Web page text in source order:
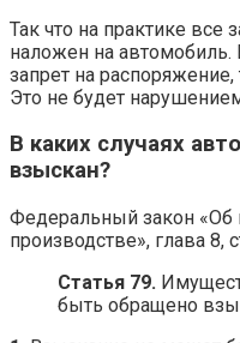
Так что на практике все
наложен на автомобиль.
запрет на распоряжение,
Это не будет
В каких случаях
взыскан?
Федеральный закон «Об
производстве», глава 8,
Статья 79.
быть обращено